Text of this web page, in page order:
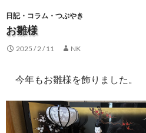
日記・コラム・つぶやき
お雛様
2025 / 2 / 11 NK
今年もお雛様を飾りました。